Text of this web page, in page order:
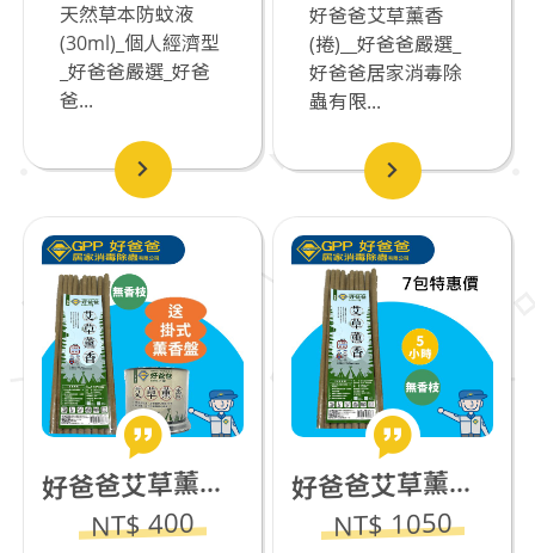
天然草本防蚊液
(30ml)_個人經濟型
_好爸爸嚴選_好爸
爸...
好爸爸艾草薰香
(捲)__好爸爸嚴選_
好爸爸居家消毒除
蟲有限...
好爸爸艾草薰香(捲)+(棒)_好爸爸嚴選
NT$ 400
好爸爸艾草薰香(棒)_7包優惠價_免運
NT$ 1050